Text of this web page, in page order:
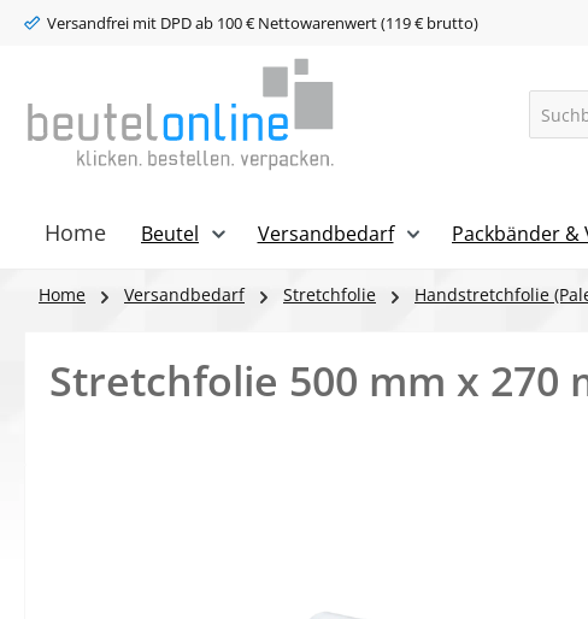
Hauptinhalt springen
Zur Suche springen
Zur Hauptnavigation springen
Versandfrei mit DPD ab 100 € Nettowarenwert (119 € brutto)
Home Beutel Versandbedarf Packbänder
Home Versandbedarf Stretchfolie Handstretchfolie
Stretchfolie 500 mm x 270